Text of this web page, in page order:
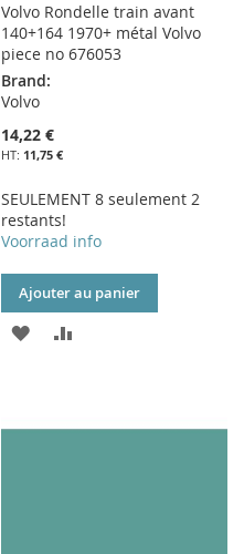
Volvo Rondelle train avant
140+164 1970+ métal Volvo
piece no 676053
Brand:
Volvo
14,22 €
11,75 €
SEULEMENT 8 seulement 2
restants!
Voorraad info
Ajouter au panier
AJOUTER